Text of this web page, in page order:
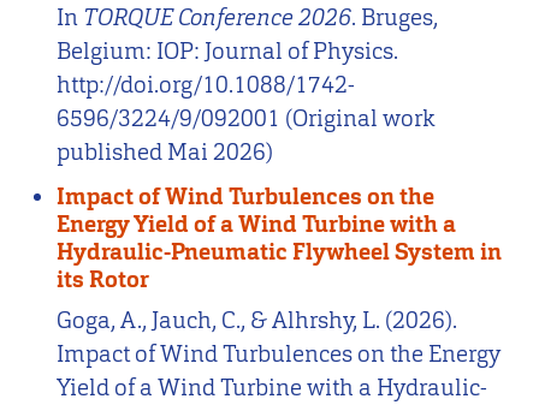
In TORQUE Conference 2026. Bruges,
Belgium: IOP: Journal of Physics.
http://doi.org/10.1088/1742-
6596/3224/9/092001 (Original work
published Mai 2026)
Impact of Wind Turbulences on the
Energy Yield of a Wind Turbine with a
Hydraulic-Pneumatic Flywheel System in
its Rotor
Goga, A., Jauch, C., & Alhrshy, L. (2026).
Impact of Wind Turbulences on the Energy
Yield of a Wind Turbine with a Hydraulic-